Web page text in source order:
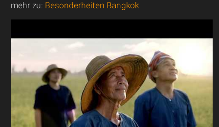
mehr zu: Besonderheiten Bangkok